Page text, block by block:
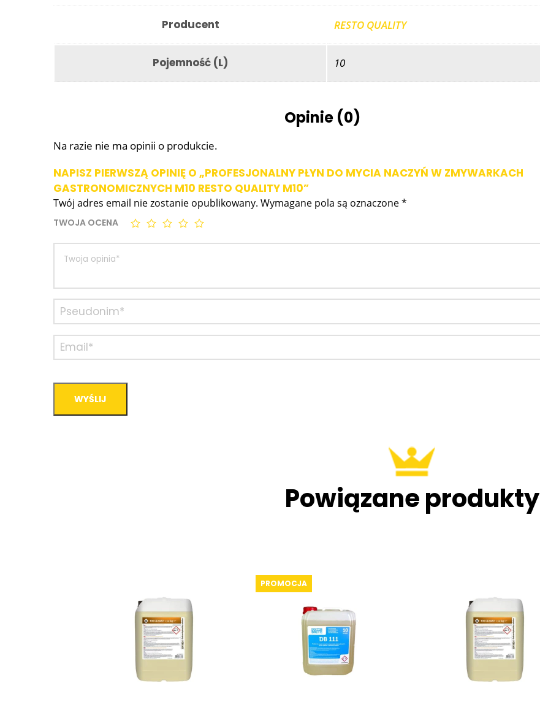
Producent RESTO QUALITY
Pojemność (L) 10
Opinie (0)
Na razie nie ma opinii o produkcie.
NAPISZ PIERWSZĄ OPINIĘ O „PROFESJONALNY PŁYN DO MYCIA NACZYŃ W ZMYWARKACH
GASTRONOMICZNYCH M10 RESTO QUALITY M10”
Twój adres email nie zostanie opublikowany. Wymagane pola są oznaczone*
TWOJA OCENA
Powiązane produkty
PROMOCJA